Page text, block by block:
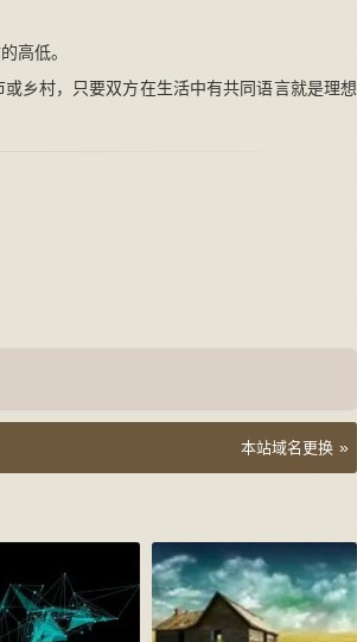
高低。
乡村，只要双方在生活中有共同语言就是理想
本站域名更换 »